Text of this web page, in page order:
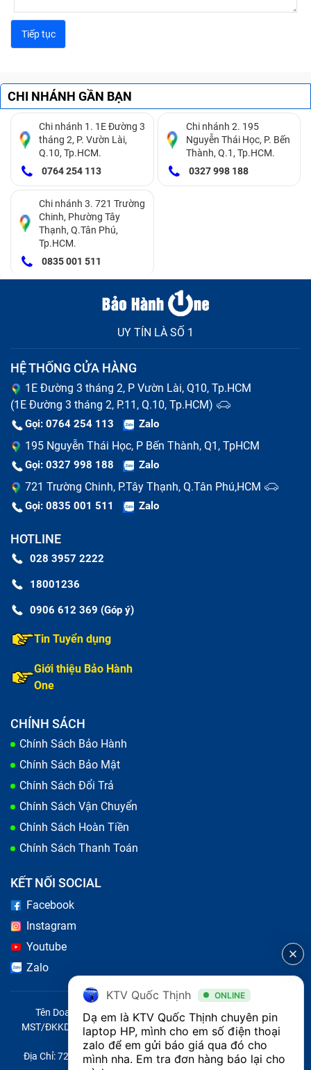
CHI NHÁNH GẦN BẠN
Chi nhánh 1. 1E Đường 3
tháng 2, P. Vườn Lài,
Q.10, Tp.HCM.
0764 254 113
Chi nhánh 2. 195
Nguyễn Thái Học, P. Bến
Thành, Q.1, Tp.HCM.
0327 998 188
Chi nhánh 3. 721 Trường
Chinh, Phường Tây
Thạnh, Q.Tân Phú,
Tp.HCM.
0835 001 511
UY TÍN LÀ SỐ 1
HỆ THỐNG CỬA HÀNG
1E Đường 3 tháng 2, P Vườn Lài, Q10, Tp.HCM
(1E Đường 3 tháng 2, P.11, Q.10, Tp.HCM)
Gọi: 0764 254 113 Zalo
195 Nguyễn Thái Học, P Bến Thành, Q1, TpHCM
Gọi: 0327 998 188 Zalo
721 Trường Chinh, P.Tây Thạnh, Q.Tân Phú,HCM
Gọi: 0835 001 511 Zalo
HOTLINE
028 3957 2222
18001236
0906 612 369 (Góp ý)
Tin Tuyển dụng
Giới thiệu Bảo Hành
One
CHÍNH SÁCH
Chính Sách Bảo Hành
Chính Sách Bảo Mật
Chính Sách Đổi Trả
Chính Sách Vận Chuyển
Chính Sách Hoàn Tiền
Chính Sách Thanh Toán
KẾT NỐI SOCIAL
Facebook
Instagram
Youtube
Zalo
Tên Doanh Nghiệp: CÔNG TY TNHH CITY ONE VIỆT NAM
MST/ĐKKD/QĐTL: 0316569346 do sở KHĐT TP.HCM cấp ngày
14/04/2023
Địa Chỉ: 721 Trường Chinh, Phường Tây Thạnh, Quận Tân Phú,
KTV Quốc Thịnh ONLINE
Dạ em là KTV Quốc Thịnh chuyên pin
laptop HP, mình cho em số điện thoại
zalo để em gửi báo giá qua đó cho
mình nha. Em tra đơn hàng báo lại cho